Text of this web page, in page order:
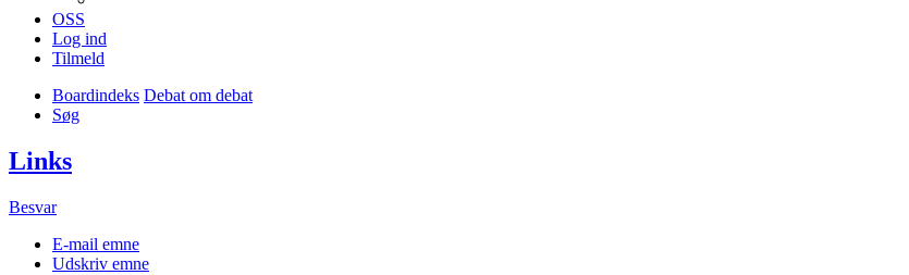
OSS
Log ind
Tilmeld
Boardindeks Debat om debat
Søg
Links
Besvar
E-mail emne
Udskriv emne